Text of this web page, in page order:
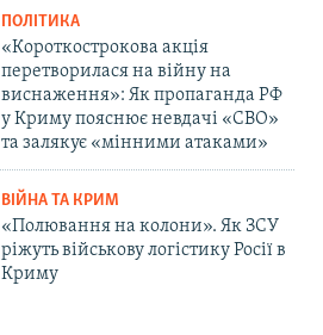
ПОЛІТИКА
«Короткострокова акція
перетворилася на війну на
виснаження»: Як пропаганда РФ
у Криму пояснює невдачі «СВО»
та залякує «мінними атаками»
ВІЙНА ТА КРИМ
«Полювання на колони». Як ЗСУ
ріжуть військову логістику Росії в
Криму